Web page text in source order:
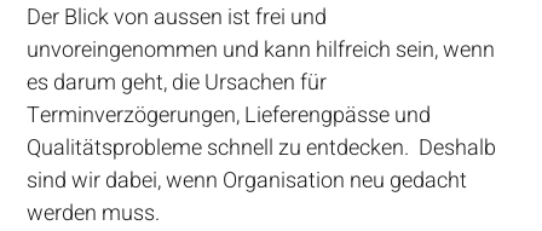
Der Blick von aussen ist frei und
unvoreingenommen und kann hilfreich sein, wenn
es darum geht, die Ursachen für
Terminverzögerungen, Lieferengpässe und
Qualitätsprobleme schnell zu entdecken. Deshalb
sind wir dabei, wenn Organisation neu gedacht
werden muss.